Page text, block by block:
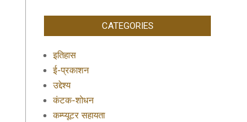
CATEGORIES
इतिहास
ई-प्रकाशन
उद्देश्य
कंटक-शोधन
कम्प्यूटर सहायता